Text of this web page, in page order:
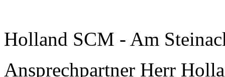
Holland SCM - Am
Ansprechpartner Herr